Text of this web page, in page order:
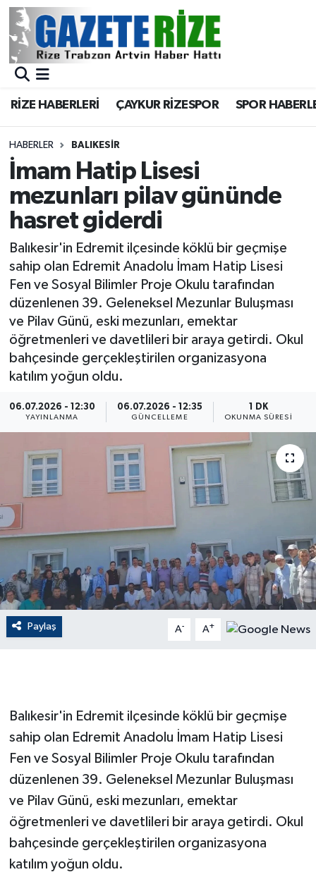
RİZE HABERLERİ ÇAYKUR RİZESPOR SPOR
HABERLER BALIKESIR
İmam Hatip Lisesi
mezunları pilav gününde
hasret giderdi
Balıkesir'in Edremit ilçesinde köklü bir geçmişe
sahip olan Edremit Anadolu İmam Hatip Lisesi
Fen ve Sosyal Bilimler Proje Okulu tarafından
düzenlenen 39. Geleneksel Mezunlar Buluşması
ve Pilav Günü, eski mezunları, emektar
öğretmenleri ve davetlileri bir araya getirdi. Okul
bahçesinde gerçekleştirilen organizasyona
katılım yoğun oldu.
06.07.2026 - 12:30
YAYINLANMA
06.07.2026 - 12:35
GÜNCELLEME
1 DK
OKUNMA SÜRESI
Paylaş A- A+
Balıkesir'in Edremit ilçesinde köklü bir geçmişe
sahip olan Edremit Anadolu İmam Hatip Lisesi
Fen ve Sosyal Bilimler Proje Okulu tarafından
düzenlenen 39. Geleneksel Mezunlar Buluşması
ve Pilav Günü, eski mezunları, emektar
öğretmenleri ve davetlileri bir araya getirdi. Okul
bahçesinde gerçekleştirilen organizasyona
katılım yoğun oldu.
BÖLGEMİZ
Asayiş
Rize Jandarma Komutanlığı
Bilim Teknoloji
Advertising news
Canlı Maç
ÇEVRE
Dış Haberler
Dünya
EĞİTİM
EKONOMİ
Finans
Flaş Haber
Gayrimenkul
Güvenlik
HABERDE İNSAN
İNSAN
İş Dünyası
Merkez Nöbetçi Eczaneler
Merkez Trafik Yoğunluk Haritası
Süper Lig Puan Durumu ve Fikstür
Tüm Manşetler
Son Dakika Haberleri
Haber Arşivi